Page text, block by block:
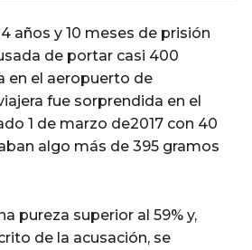
años y 10 meses de prisión
de portar casi 400
en el aeropuerto de
fue sorprendida en el
1 de marzo de2017 con 40
algo más de 395 gramos
pureza superior al 59% y,
de la acusación, se